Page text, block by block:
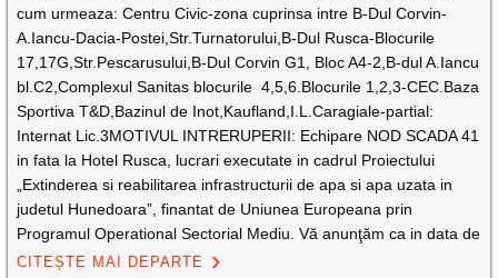
cum urmeaza: Centru Civic-zona cuprinsa intre B-Dul Corvin-
A.Iancu-Dacia-Postei,Str.Turnatorului,B-Dul Rusca-Blocurile
17,17G,Str.Pescarusului,B-Dul Corvin G1, Bloc A4-2,B-dul A.Iancu
bl.C2,Complexul Sanitas blocurile 4,5,6.Blocurile 1,2,3-CEC.Baza
Sportiva T&D,Bazinul de Inot,Kaufland,I.L.Caragiale-partial:
Internat Lic.3MOTIVUL INTRERUPERII: Echipare NOD SCADA 41
in fata la Hotel Rusca, lucrari executate in cadrul Proiectului
„Extinderea si reabilitarea infrastructurii de apa si apa uzata in
judetul Hunedoara”, finantat de Uniunea Europeana prin
Programul Operational Sectorial Mediu. Vă anunţăm ca in data de
CITEȘTE MAI DEPARTE